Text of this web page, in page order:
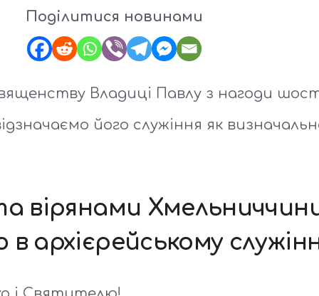
Поділитися новинами
Владиці Павлу з нагоди
його служіння як
вірянами
архієрейському